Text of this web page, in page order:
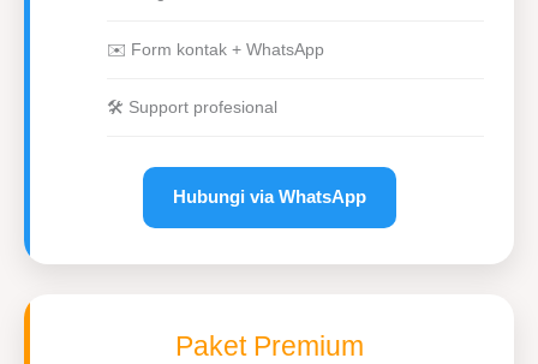
✉️ Form kontak + WhatsApp
🛠 Support profesional
Hubungi via WhatsApp
Paket Premium